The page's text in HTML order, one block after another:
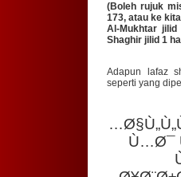
(Boleh rujuk
173, atau ke
Al-Mukhtar
Shaghir jilid 1
Adapun lafaz
seperti yang
Ù…Ø¯